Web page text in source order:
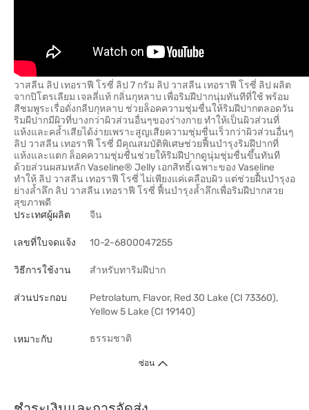
วาสลีน ลิป เทอราฟี โรซี่ ลิป 7 กรัม ลิป วาสลีน เทอราฟี โรซี่ ลิป ผลิต
จากปิโตรเลียม เจลลี่แท้ กลิ่นกุหลาบ เพื่อริมฝีปากนุ่มทันทีที่ใช้ พร้อม
สีชมพูระเรื่อดั่งกลีบกุหลาบ ช่วยล็อคความชุ่มชื่นให้ริมฝีปากตลอดวัน
ริมผีปากมีผิวที่บางกว่าผิวส่วนอื่นๆของร่างกาย ทำให้เป็นผิวส่วนที่
แห้งและคล้ำเสียได้ง่ายเพราะสูญเสียความชุ่มชื่นเร็วกว่าผิวส่วนอื่นๆ
ลิป วาสลีน เทอราฟี โรซี่ มีคุณสมบัติพิเศษช่วยฟื้นบำรุงริมฝีปากที่
แห้งและแตก ล็อคความชุ่มชื่นช่วยให้ริมฝีปากดูนุ่มชุ่มชื่นขึ้นทันที
ด้วยส่วนผสมหลัก Vaseline® Jelly เอกสิทธิ์เฉพาะของ Vaseline
ทำให้ ลิป วาสลีน เทอราฟี โรซี่ ไม่เพียงแค่เคลือบผิว แต่ช่วยฝื้นบำรุงอ
ย่างล้ำลึก ลิป วาสลีน เทอราฟี โรซี่ ฟื้นบำรุงล้ำลึกเพื่อริมฝีปากสวย
สุขภาพดี
ประเทศผู้ผลิต
จีน
เลขที่ใบจดแจ้ง 10-2-6800047255
วิธีการใช้งาน สำหรับทาริมฝีปาก
ส่วนประกอบ
Petrolatum, Flavor, Red 30 Lake (CI 73360),
Yellow 5 Lake (CI 19140)
เหมาะกับ ธรรมชาติ
ซ่อน